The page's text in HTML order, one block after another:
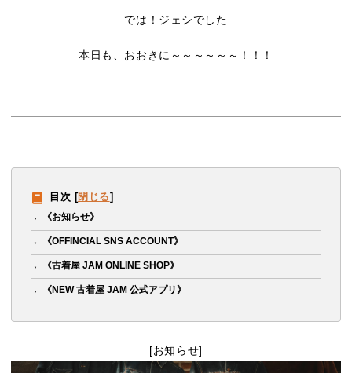
では！ジェシでした
本日も、おおきに～～～～～～！！！
目次 [閉じる]
《お知らせ》
《OFFINCIAL SNS ACCOUNT》
《古着屋 JAM ONLINE SHOP》
《NEW 古着屋 JAM 公式アプリ》
[お知らせ]